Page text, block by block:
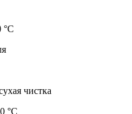
°С
чистка
°С